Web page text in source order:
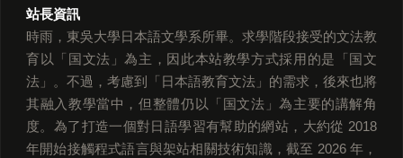
站長資訊
時雨，東吳大學日本語文學系所畢。求學階段接受的文法教
育以「国文法」為主，因此本站教學方式採用的是「国文
法」。不過，考慮到「日本語教育文法」的需求，後來也將
其融入教學當中，但整體仍以「国文法」為主要的講解角
度。為了打造一個對日語學習有幫助的網站，大約從 2018
年開始接觸程式語言與架站相關技術知識，截至 2026 年，